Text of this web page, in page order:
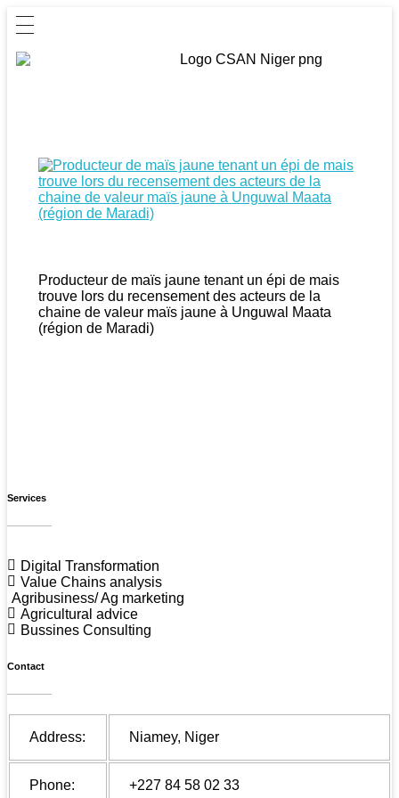
Producteur de maïs jaune tenant un épi de mais
trouve lors du recensement des acteurs de la
chaine de valeur maïs jaune à Unguwal Maata
(région de Maradi)
Services
Digital Transformation
Value Chains analysis
Agribusiness/ Ag marketing
Agricultural advice
Bussines Consulting
Contact
Address: Niamey, Niger
Phone: +227 84 58 02 33